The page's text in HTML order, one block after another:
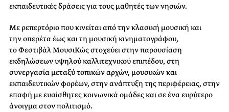
εκπαιδευτικές δράσεις για τους μαθητές των νησιών.
Με ρεπερτόριο που κινείται από την κλασική μουσική και
την οπερέτα έως και τη μουσική κινηματογράφου,
το Φεστιβάλ ΜουσιΚώς στοχεύει στην παρουσίαση
εκδηλώσεων υψηλού καλλιτεχνικού επιπέδου, στη
συνεργασία μεταξύ τοπικών αρχών, μουσικών και
εκπαιδευτικών φορέων, στην ανάπτυξη της περιφέρειας, στην
επαφή με ευαίσθητες κοινωνικά ομάδες και σε ένα ευρύτερο
άνοιγμα στον πολιτισμό.